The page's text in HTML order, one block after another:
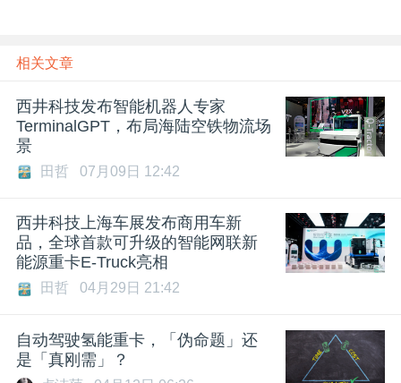
相关文章
西井科技发布智能机器人专家
TerminalGPT，布局海陆空铁物流场
景
田哲 07月09日 12:42
西井科技上海车展发布商用车新
品，全球首款可升级的智能网联新
能源重卡E-Truck亮相
田哲 04月29日 21:42
自动驾驶氢能重卡，「伪命题」还
是「真刚需」？